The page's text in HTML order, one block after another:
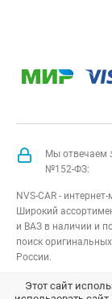
Мы отвечаем
№152-ФЗ:
NVS-CAR -
Широкий
и ВАЗ в наличии и
поиск
России.
NVS-CAR© 2014
Этот сайт